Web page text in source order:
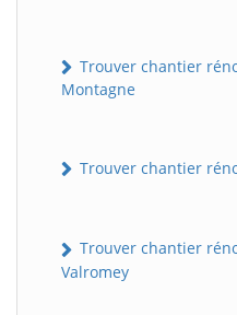
Trouver chantier
Montagne
Trouver chantier
Trouver chantier
Valromey